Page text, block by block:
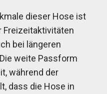
dieser Hose ist
Freizeitaktivitäten
bei längeren
weite Passform
während der
dass die Hose in